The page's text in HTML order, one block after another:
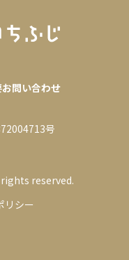
お問い合わせ
号
reserved.
リシー